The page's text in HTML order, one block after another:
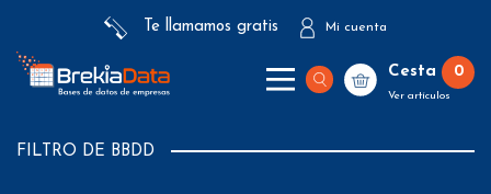
Te llamamos gratis Mi cuenta
Cesta 0
Ver artículos
FILTRO DE BBDD